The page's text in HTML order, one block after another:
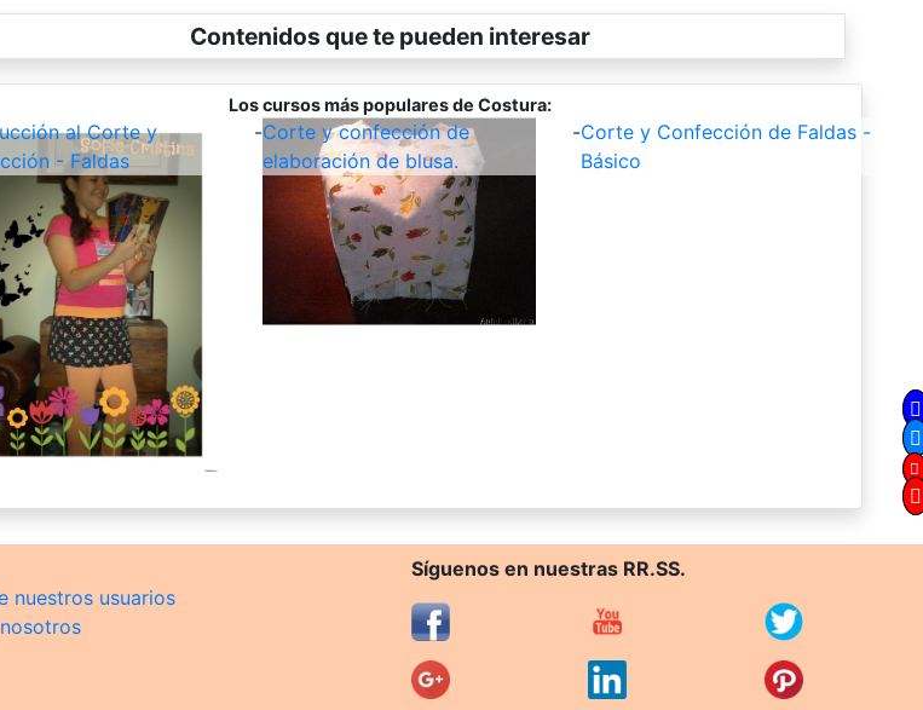
Contenidos que te pueden interesar
Los cursos más populares de Costura:
al Corte y
- Faldas
-Corte y confección de
elaboración de blusa.
-Corte y Confección de Faldas -
Básico
nuestros usuarios
Síguenos en nuestras RR.SS.